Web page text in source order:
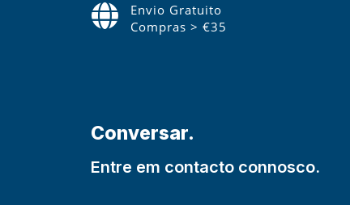
Envio Gratuito
Compras > €35
Conversar.
Entre em contacto connosco.